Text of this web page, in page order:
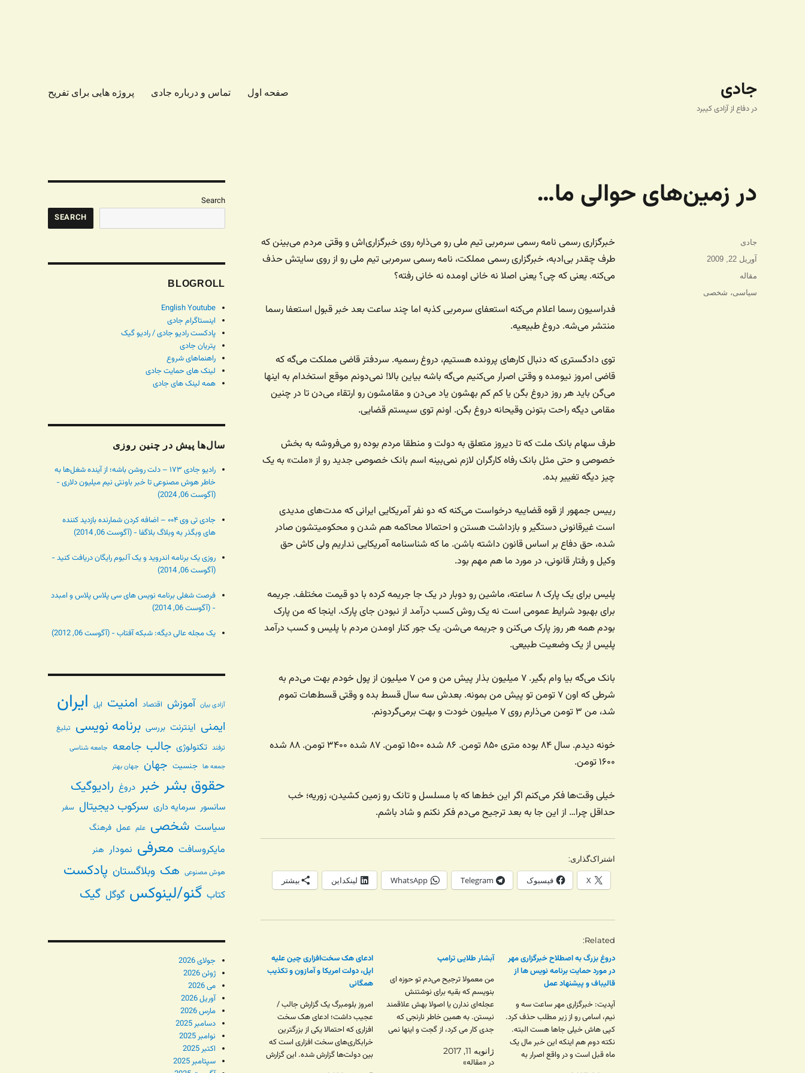
جادی
در دفاع از آزادی کیبرد
صفحه اول تماس و درباره جادی پروژه هایی برای تفریح
در زمین‌های حوالی ما…
خبرگزاری رسمی نامه رسمی سرمربی تیم ملی رو می‌ذاره روی خبرگزاری‌اش و وقتی مردم می‌بینن که
طرف چقدر بی‌ادبه، خبرگزاری رسمی مملکت، نامه رسمی سرمربی تیم ملی رو از روی سایتش حذف
می‌کنه. یعنی که چی؟ یعنی اصلا نه خانی اومده نه خانی رفته؟
فدراسیون رسما اعلام می‌کنه استعفای سرمربی کذبه اما چند ساعت بعد خبر قبول استعفا رسما
منتشر می‌شه. دروغ طبیعیه.
توی دادگستری که دنبال کارهای پرونده هستیم، دروغ رسمیه. سردفتر قاضی مملکت می‌گه که
قاضی امروز نیومده و وقتی اصرار می‌کنیم می‌گه باشه بیاین بالا! نمی‌دونم موقع استخدام به اینها
می‌گن باید هر روز دروغ بگن یا کم کم بهشون یاد می‌دن و مقامشون رو ارتقاء می‌دن تا در چنین
مقامی دیگه راحت بتونن وقیحانه دروغ بگن. اونم توی سیستم قضایی.
طرف سهام بانک ملت که تا دیروز متعلق به دولت و منطقا مردم بوده رو می‌فروشه به بخش
خصوصی و حتی مثل بانک رفاه کارگران لازم نمی‌بینه اسم بانک خصوصی جدید رو از «ملت» به یک
چیز دیگه تغییر بده.
رییس جمهور از قوه قضاییه درخواست می‌کنه که دو نفر آمریکایی ایرانی که مدت‌های مدیدی
است غیرقانونی دستگیر و بازداشت هستن و احتمالا محاکمه هم شدن و محکومیتشون صادر
شده، حق دفاع بر اساس قانون داشته باشن. ما که شناسنامه آمریکایی نداریم ولی کاش حق
وکیل و رفتار قانونی، در مورد ما هم مهم بود.
پلیس برای یک پارک ۸ ساعته، ماشین رو دوبار در یک جا جریمه کرده با دو قیمت مختلف. جریمه
برای بهبود شرایط عمومی است نه یک روش کسب درآمد از نبودن جای پارک. اینجا که من پارک
بودم همه هر روز پارک می‌کنن و جریمه می‌شن. یک جور کنار اومدن مردم با پلیس و کسب درآمد
پلیس از یک وضعیت طبیعی.
بانک می‌گه بیا وام بگیر. ۷ میلیون بذار پیش من و من ۷ میلیون از پول خودم بهت می‌دم به
شرطی که اون ۷ تومن تو پیش من بمونه. بعدش سه سال قسط بده و وقتی قسط‌هات تموم
شد، من ۳ تومن می‌ذارم روی ۷ میلیون خودت و بهت برمی‌گردونم.
خونه دیدم. سال ۸۴ بوده متری ۸۵۰ تومن. ۸۶ شده ۱۵۰۰ تومن. ۸۷ شده ۳۴۰۰ تومن. ۸۸ شده
۱۶۰۰ تومن.
خیلی وقت‌ها فکر می‌کنم اگر این خط‌ها که با مسلسل و تانک رو زمین کشیدن، زوریه؛ خب
حداقل چرا… از این جا به بعد ترجیح می‌دم فکر نکنم و شاد باشم.
اشتراک‌گذاری:
X فیسبوک Telegram
WhatsApp لینکداین بیشتر
Related
دروغ بزرگ به اصطلاح خبرگزاری مهر
در مورد حمایت برنامه نویس ها از
قالیباف و پیشنهاد عمل
آپدیت: خبرگزاری مهر ساعت سه و
نیم، اسامی رو از زیر مطلب حذف کرد.
کپی هاش خیلی جاها هست البته.
نکته دوم هم اینکه این خبر مال یک
ماه قبل است و در واقع اصرار به
آبشار طلایی ترامپ
من معمولا ترجیح می‌دم تو حوزه ای
بنویسم که بقیه برای نوشتنش
عجله‌ای ندارن یا اصولا بهش علاقمند
نیستن. به همین خاطر نارنجی که
جدی کار می کرد، از گجت و اینها نمی
اینهمه سایت خبری و برنامه نویسی و
گیکی هست دیگه فقط…
ژانویه 11, 2017
در «مقاله»
ادعای هک سخت‌افزاری چین علیه
اپل، دولت امریکا و آمازون و تکذیب
همگانی
امروز بلومبرگ یک گزارش جالب /
عجیب داشت؛ ادعای هک سخت
افزاری که احتمالا یکی از بزرگترین
خرابکاری‌های سخت افزاری است که
بین دولت‌ها گزارش شده. این گزارش
نویسنده
جادی
ارسال
شده
آوریل 22, 2009
دسته‌ها
مقاله
برچسب‌ها
سیاسی، شخصی
Search
SEARCH
BLOGROLL
English Youtube
اینستاگرام جادی
پادکست رادیو جادی / رادیو گیک
پتریان جادی
راهنماهای شروع
لینک های حمایت جادی
همه لینک های جادی
سال‌ها پیش در چنین روزی
رادیو جادی ۱۷۳ – دلت روشن باشه؛ از آینده شغل‌ها به
خاطر هوش مصنوعی تا خبر باونتی نیم میلیون دلاری -
(آگوست 06, 2024)
جادی تی وی ۰۰۴ – اضافه کردن شمارنده بازدید کننده
های وبگذر به وبلاگ بلاگفا - (آگوست 06, 2014)
روزی یک برنامه اندروید و یک آلبوم رایگان دریافت کنید -
(آگوست 06, 2014)
فرصت شغلی برنامه نویس های سی پلاس پلاس و امبدد
- (آگوست 06, 2014)
یک مجله عالی دیگه: شبکه آفتاب - (آگوست 06, 2012)
آزادی بیان آموزش اقتصاد امنیت اپل ایران
ایمنی اینترنت بررسی برنامه نویسی تبلیغ
ترفند تکنولوژی جالب جامعه جامعه شناسی
جمعه ها جنسیت جهان جهان بهتر
حقوق بشر خبر دروغ رادیوگیک
سانسور سرمایه داری سرکوب دیجیتال سفر
سیاست شخصی علم عمل فرهنگ
مایکروسافت معرفی نمودار هنر
هوش مصنوعی هک وبلاگستان پادکست
کتاب گنو/لینوکس گوگل گیک
جولای 2026
ژوئن 2026
می 2026
آوریل 2026
مارس 2026
دسامبر 2025
نوامبر 2025
اکتبر 2025
سپتامبر 2025